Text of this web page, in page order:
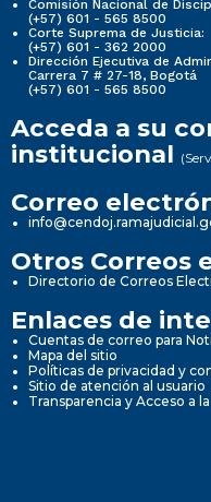
Comisión Nacional de
(+57) 601 - 565 8500
Corte Suprema de Justicia:
(+57) 601 - 362 2000
Dirección Ejecutiva de
Carrera 7 # 27-18, Bogotá
(+57) 601 - 565 8500
Acceda a su
institucional
Correo
Otros Correos
Directorio de Correos
Enlaces de
Cuentas de correo para
Mapa del sitio
Políticas de privacidad y
Sitio de atención al usuario
Transparencia y Acceso a